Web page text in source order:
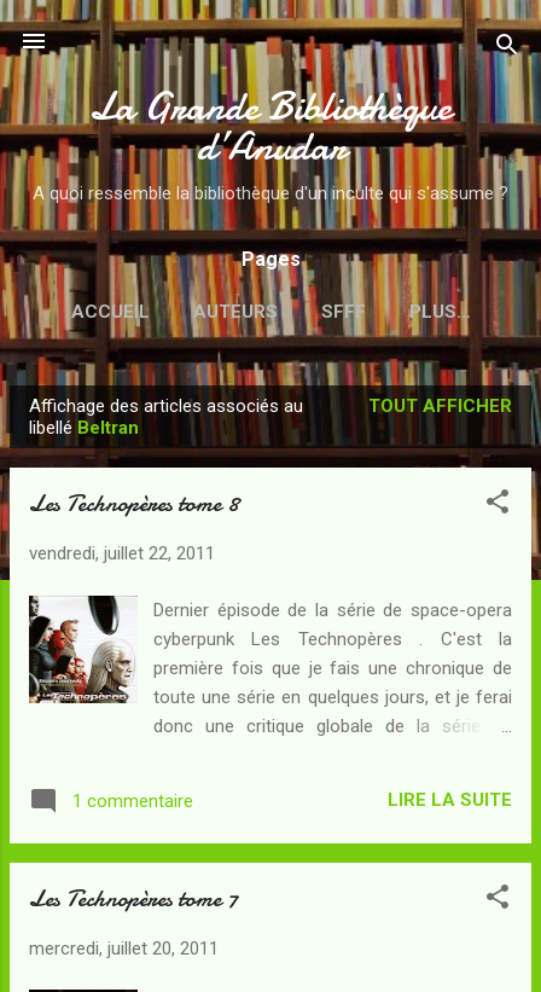
Accéder au contenu principal
La Grande Bibliothèque
d’Anudar
A quoi ressemble la bibliothèque d'un inculte qui s'assume ?
Pages
ACCUEIL AUTEURS SFFF PLUS…
r
Affichage des articles associés au
libellé Beltran
TOUT AFFICHER
Les Technopères tome 8
vendredi, juillet 22, 2011
Dernier épisode de la série de space-opera
cyberpunk Les Technopères . C'est la
première fois que je fais une chronique de
toute une série en quelques jours, et je ferai
donc une critique globale de la série en
Première surprise : le suprême technopère,
un être virtuel, se voit refuser l'accès au sol
famille et ses disciples devront se débrouiller
pyramide se révèle abriter un géant très
1 commentaire LIRE LA SUITE
Les Technopères tome 7
mercredi, juillet 20, 2011